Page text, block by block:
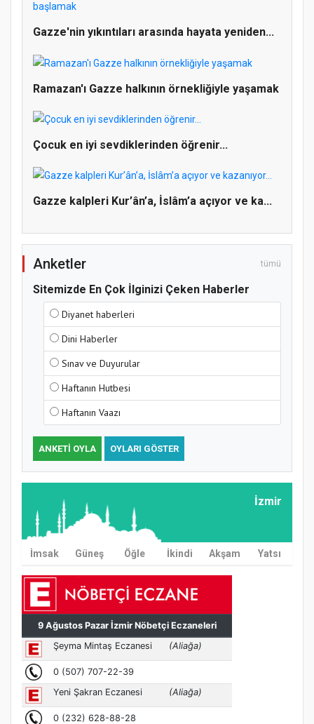
Doğanyol'da Temel Dini Bilgiler Sınavı
MÜFTÜ ABULSELAM ÖZDERE’YE ZİYARET
Gazze'nin yıkıntıları arasında hayata yeniden...
Ramazan'ı Gazze halkının örnekliğiyle yaşamak
Çocuk en iyi sevdiklerinden öğrenir...
Gazze kalpleri Kur’ân’a, İslâm’a açıyor ve ka...
Anketler tümü
Sitemizde En Çok İlginizi Çeken Haberler
Diyanet haberleri
Dini Haberler
Sınav ve Duyurular
Haftanın Hutbesi
Haftanın Vaazı
ANKETI OYLA OYLARI GÖSTER
İzmir
İmsak Güneş Öğle İkindi Akşam Yatsı